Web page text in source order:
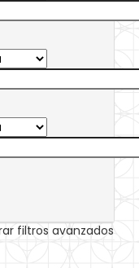
filtros avanzados